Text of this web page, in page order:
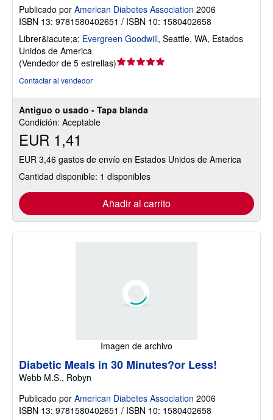
Antiguo o usado - Tapa blanda
Condición: Aceptable
EUR 1,41
EUR 3,46 gastos de envío en Estados Unidos de America
Cantidad disponible: 1 disponibles
Añadir al carrito
Publicado por American Diabetes Association 2006
ISBN 13: 9781580402651 / ISBN 10: 1580402658
Librer&iacute;a: Evergreen Goodwill, Seattle, WA, Estados
Unidos de America
(Vendedor de 5 estrellas)Calificación
de
Contactar al vendedor
Imagen de archivo
Diabetic Meals in 30 Minutes?or Less!
Webb M.S., Robyn
Publicado por American Diabetes Association 2006
ISBN 13: 9781580402651 / ISBN 10: 1580402658